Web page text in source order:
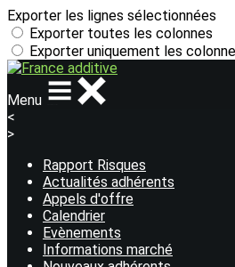
Exporter les lignes sélectionnées
Exporter toutes les colonnes
Exporter uniquement les
Menu
<
>
Rapport Risques
Actualités adhérents
Appels d'offre
Calendrier
Evènements
Informations marché